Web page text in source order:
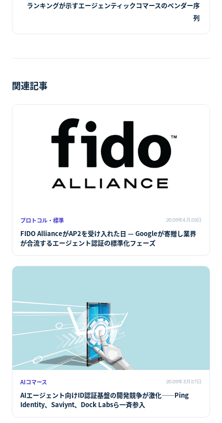
ランキングが示すエージェンティックコマースのベンダー序
列
関連記事
プロトコル・標準 2026年4月29日
FIDO AllianceがAP2を受け入れた日 — Googleが寄贈し業界
が合流するエージェント認証の標準化フェーズ
AIコマース 2026年3月27日
AIエージェント向けID認証基盤の開発競争が激化――Ping
Identity、Saviynt、Dock Labsら一斉参入